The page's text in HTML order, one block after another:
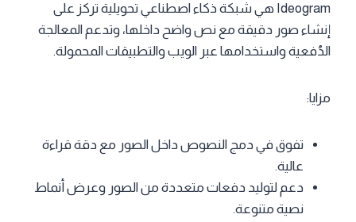
Ideogram هي شبكة ذكاء اصطناعي تحويلية تركز على
إنشاء صور دقيقة مع نص واضح داخلها، وتدعم المعالجة
الدُفعية واستخدامها عبر الويب والتطبيقات المحمولة.
مزايا:
تفوق في دمج النصوص داخل الصور مع دقة قراءة
عالية.
دعم لتوليد دفعات متعددة من الصور وعرض أنماط
نصية متنوعة.